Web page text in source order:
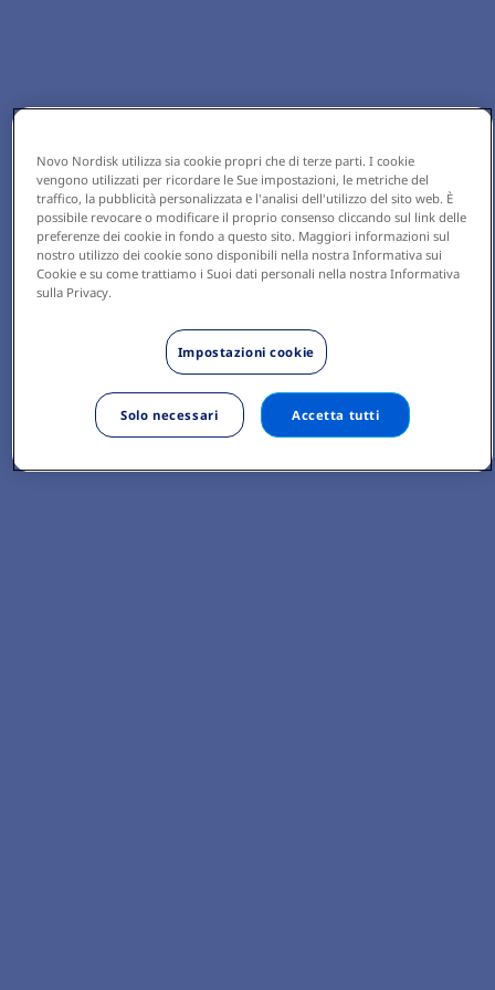
Novo Nordisk utilizza sia cookie propri che di terze parti. I cookie
vengono utilizzati per ricordare le Sue impostazioni, le metriche del
traffico, la pubblicità personalizzata e l'analisi dell'utilizzo del sito web. È
possibile revocare o modificare il proprio consenso cliccando sul link delle
preferenze dei cookie in fondo a questo sito. Maggiori informazioni sul
nostro utilizzo dei cookie sono disponibili nella nostra Informativa sui
Cookie e su come trattiamo i Suoi dati personali nella nostra Informativa
sulla Privacy.
Impostazioni cookie
Solo necessari Accetta tutti